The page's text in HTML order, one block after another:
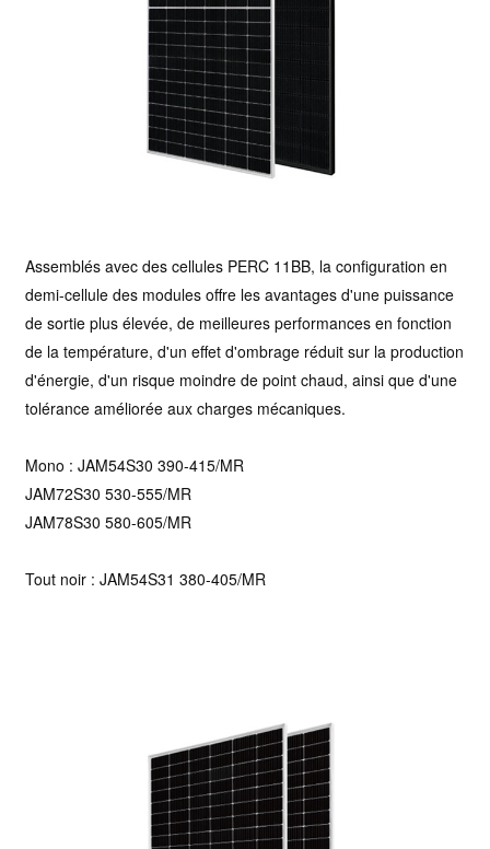
Assemblés avec des cellules PERC 11BB, la configuration en
demi-cellule des modules offre les avantages d'une puissance
de sortie plus élevée, de meilleures performances en fonction
de la température, d'un effet d'ombrage réduit sur la production
d'énergie, d'un risque moindre de point chaud, ainsi que d'une
tolérance améliorée aux charges mécaniques.
Mono : JAM54S30 390-415/MR
JAM72S30 530-555/MR
JAM78S30 580-605/MR
Tout noir :JAM54S31 380-405/MR